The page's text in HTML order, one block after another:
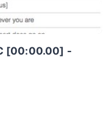
[00:00.00] -